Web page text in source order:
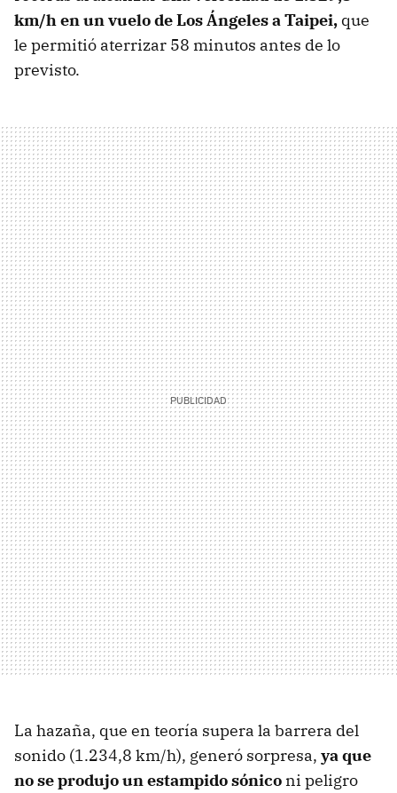
km/h en un vuelo de Los Ángeles a Taipei, que
le permitió aterrizar 58 minutos antes de lo
previsto.
La hazaña, que en teoría supera la barrera del
sonido (1.234,8 km/h), generó sorpresa, ya que
no se produjo un estampido sónico ni peligro